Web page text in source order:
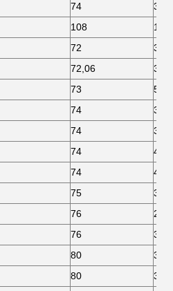
74
39
108
17
72
37
72,06
37
73
55
74
36
74
34
74
40
74
42
75
37
76
28
76
38
80
30,2
80
31